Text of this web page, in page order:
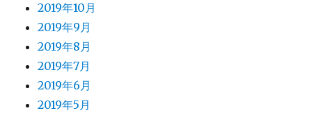
2019年10月
2019年9月
2019年8月
2019年7月
2019年6月
2019年5月